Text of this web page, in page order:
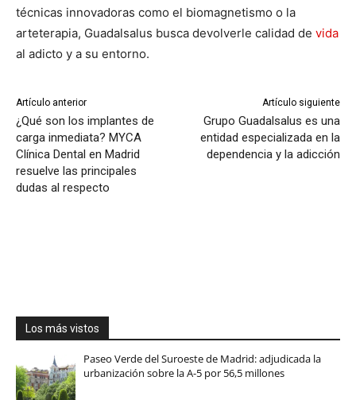
técnicas innovadoras como el biomagnetismo o la
arteterapia, Guadalsalus busca devolverle calidad de vida
al adicto y a su entorno.
Artículo anterior
¿Qué son los implantes de
carga inmediata? MYCA
Clínica Dental en Madrid
resuelve las principales
dudas al respecto
Artículo siguiente
Grupo Guadalsalus es una
entidad especializada en la
dependencia y la adicción
Los más vistos
Paseo Verde del Suroeste de Madrid: adjudicada la
urbanización sobre la A-5 por 56,5 millones